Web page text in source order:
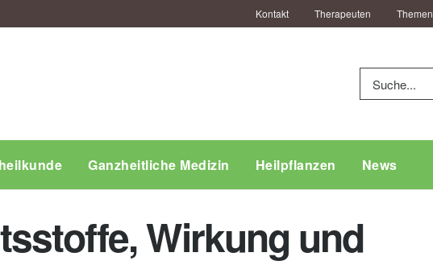
Kontakt Therapeuten Themen
Ganzheitliche Medizin Heilpflanzen News
Wirkung und